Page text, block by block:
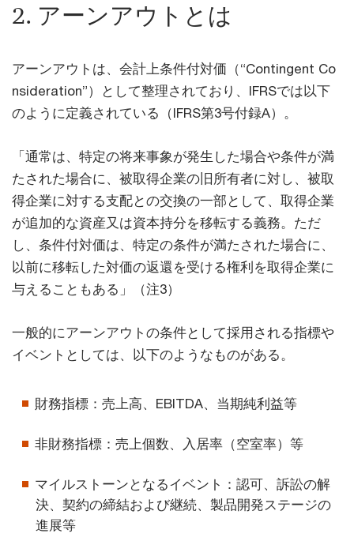
2. アーンアウトとは
アーンアウトは、会計上条件付対価（“Contingent Co
nsideration”）として整理されており、IFRSでは以下
のように定義されている（IFRS第3号付録A）。
「通常は、特定の将来事象が発生した場合や条件が満
たされた場合に、被取得企業の旧所有者に対し、被取
得企業に対する支配との交換の一部として、取得企業
が追加的な資産又は資本持分を移転する義務。ただ
し、条件付対価は、特定の条件が満たされた場合に、
以前に移転した対価の返還を受ける権利を取得企業に
与えることもある」（注3）
一般的にアーンアウトの条件として採用される指標や
イベントとしては、以下のようなものがある。
財務指標：売上高、EBITDA、当期純利益等
非財務指標：売上個数、入居率（空室率）等
マイルストーンとなるイベント：認可、訴訟の解
決、契約の締結および継続、製品開発ステージの
進展等